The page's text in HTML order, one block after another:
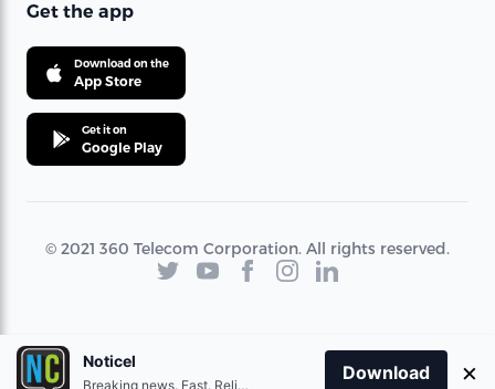
Get the app
Download on the
App Store
Get it on
Google Play
© 2021 360 Telecom Corporation. All rights reserved.
Noticel
Breaking news. Fast. Reliable.
Download ×